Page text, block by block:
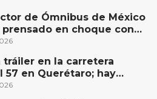
de Ómnibus de México
en choque con
en San Juan del Río
tráiler en la carretera
57 en Querétaro; hay
de combustible